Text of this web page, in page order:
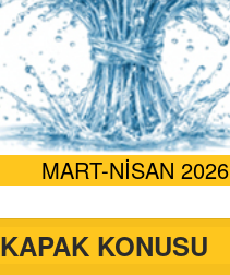
MART-NİSAN 2026
KAPAK KONUSU